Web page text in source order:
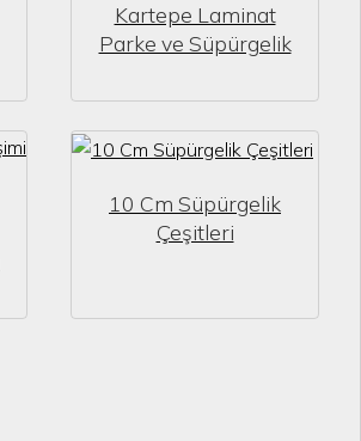
Kartepe Laminat
Parke ve Süpürgelik
10 Cm Süpürgelik
Çeşitleri